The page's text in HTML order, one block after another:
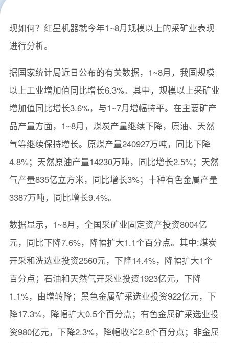
现如何？红星机器就今年1~8月规模以上的采矿业表现
进行分析。
据国家统计局近日公布的有关数据，1~8月，我国规模
以上工业增加值同比增长6.3%。其中，规模以上采矿业
增加值同比增长3.6%，与1~7月增幅持平。在主要矿产
品产量方面，1~8月，煤炭产量继续下降，原油、天然
气等继续保持增长。原煤产量240927万吨，同比下降
4.8%；天然原油产量14230万吨，同比增长2.5%；天然
气产量835亿立方米，同比增长3%；十种有色金属产量
3387万吨，同比增长9.4%。
数据显示，1~8月，全国采矿业固定资产投资8004亿
元，同比下降7.6%，降幅扩大1.1个百分点。其中:煤炭
开采和洗选业投资2560元，下降14.4%，降幅扩大1个
百分点；石油和天然气开采业投资1923亿元，下降
1.1%，由增转降；黑色金属矿采选业投资922亿元，下
降17.3%，降幅扩大0.5个百分点；有色金属矿采选业投
资980亿元，下降2.3%，降幅收窄2.8个百分点；非金属